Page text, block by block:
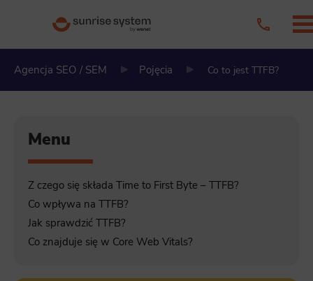
Agencja SEO / SEM Pojęcia Co to jest TTFB?
Menu
Z czego się składa Time to First Byte – TTFB?
Co wpływa na TTFB?
Jak sprawdzić TTFB?
Co znajduje się w Core Web Vitals?